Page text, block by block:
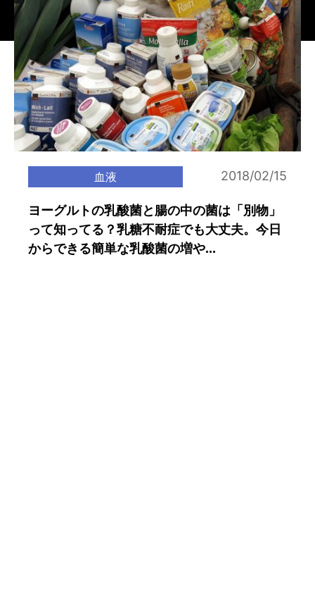
血液 2018/02/15
ヨーグルトの乳酸菌と腸の中の菌は「別物」
って知ってる？乳糖不耐症でも大丈夫。今日
からできる簡単な乳酸菌の増や...